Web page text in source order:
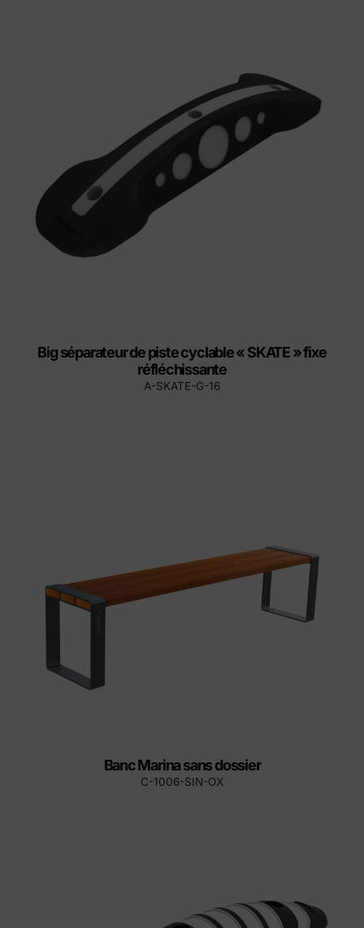
Big séparateur de piste cyclable « SKATE » fixe
réfléchissante
A-SKATE-G-16
Banc Marina sans dossier
C-1006-SIN-OX